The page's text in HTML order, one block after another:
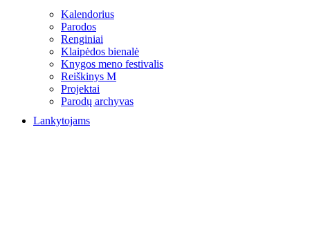
Kalendorius
Parodos
Renginiai
Klaipėdos bienalė
Knygos meno festivalis
Reiškinys M
Projektai
Parodų archyvas
Lankytojams